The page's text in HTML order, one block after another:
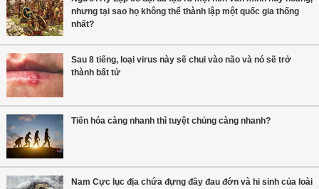
nhưng tại sao họ không thể thành lập một quốc gia thống
nhất?
Sau 8 tiếng, loại virus này sẽ chui vào não và nó sẽ trở
thành bất tử
Tiến hóa càng nhanh thì tuyệt chủng càng nhanh?
Nam Cực lục địa chứa đựng đầy đau đớn và hi sinh của loài